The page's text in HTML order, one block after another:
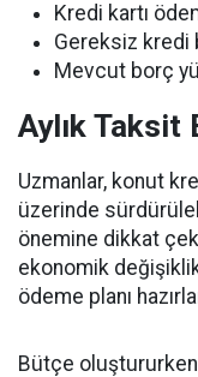
Kredi kartı
Gereksiz kredi
Mevcut borç
Aylık Taksit
Uzmanlar, konut
üzerinde
önemine dikkat
ekonomik
ödeme planı
Bütçe